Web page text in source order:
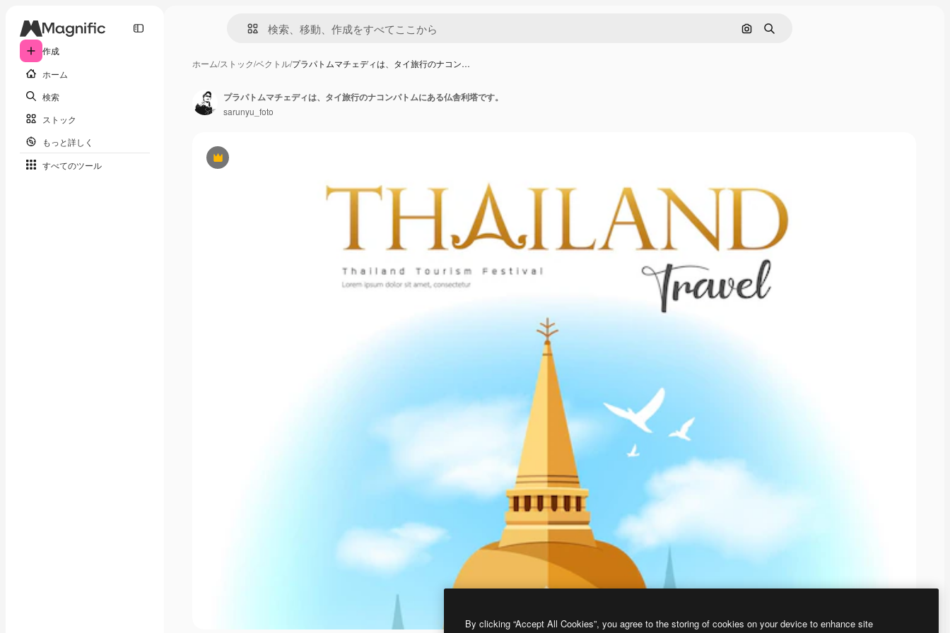
作成
ホーム
検索
ストック
もっと詳しく
すべてのツール
画像で検索
検索
ホーム/ストック/ベクトル/プラパトムマチェディは、タイ旅行のナコン…
Premium
プラパトムマチェディは、タイ旅行のナコンパトムにある仏舎利塔です。
sarunyu_foto
By clicking “Accept All Cookies”, you agree to the storing of cookies on your device to enhance site